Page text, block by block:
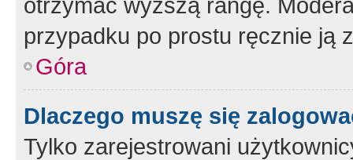
przypadku po prostu ręcznie ją
Góra
Dlaczego muszę się
Tylko zarejestrowani